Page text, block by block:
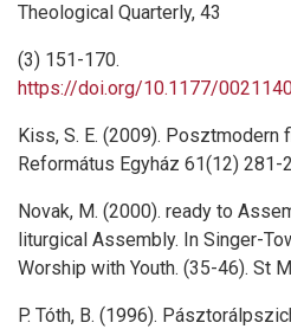
Theological Quarterly, 43
(3) 151-170.
https://doi.org/10.1177/
Kiss, S. E. (2009).
Református Egyház 61(12) 281-
Novak, M. (2000). ready to
liturgical Assembly. In Singer-
Worship with Youth. (35-46). St
P. Tóth, B. (1996).